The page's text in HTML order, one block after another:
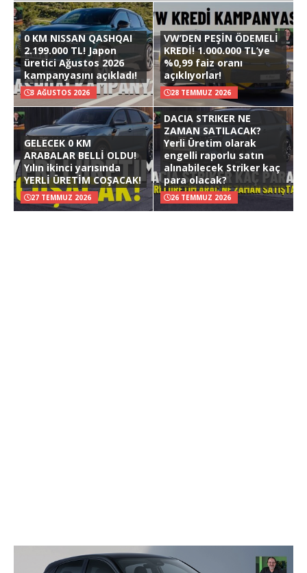
0 KM NISSAN QASHQAI
2.199.000 TL! Japon
üretici Ağustos 2026
kampanyasını açıkladı!
3 AĞUSTOS 2026
VW’DEN PEŞİN ÖDEMELİ
KREDİ! 1.000.000 TL’ye
%0,99 faiz oranı
açıklıyorlar!
28 TEMMUZ 2026
GELECEK 0 KM
ARABALAR BELLİ OLDU!
Yılın ikinci yarısında
YERLİ ÜRETİM COŞACAK!
27 TEMMUZ 2026
DACIA STRIKER NE
ZAMAN SATILACAK?
Yerli Üretim olarak
engelli raporlu satın
alınabilecek Striker kaç
para olacak?
26 TEMMUZ 2026